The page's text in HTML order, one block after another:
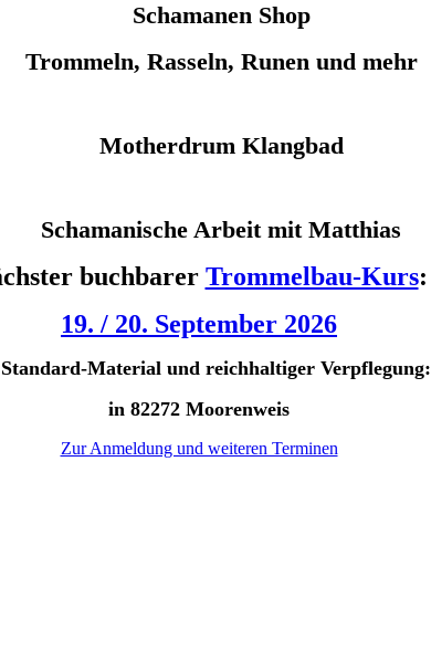
Schamanen Shop
Trommeln, Rasseln, Runen und mehr
Motherdrum Klangbad
Schamanische Arbeit mit Matthias
buchbarer Trommelbau-Kurs:
19. / 20. September 2026
Material und reichhaltiger Verpflegung:
in 82272 Moorenweis
Zur Anmeldung und weiteren Terminen